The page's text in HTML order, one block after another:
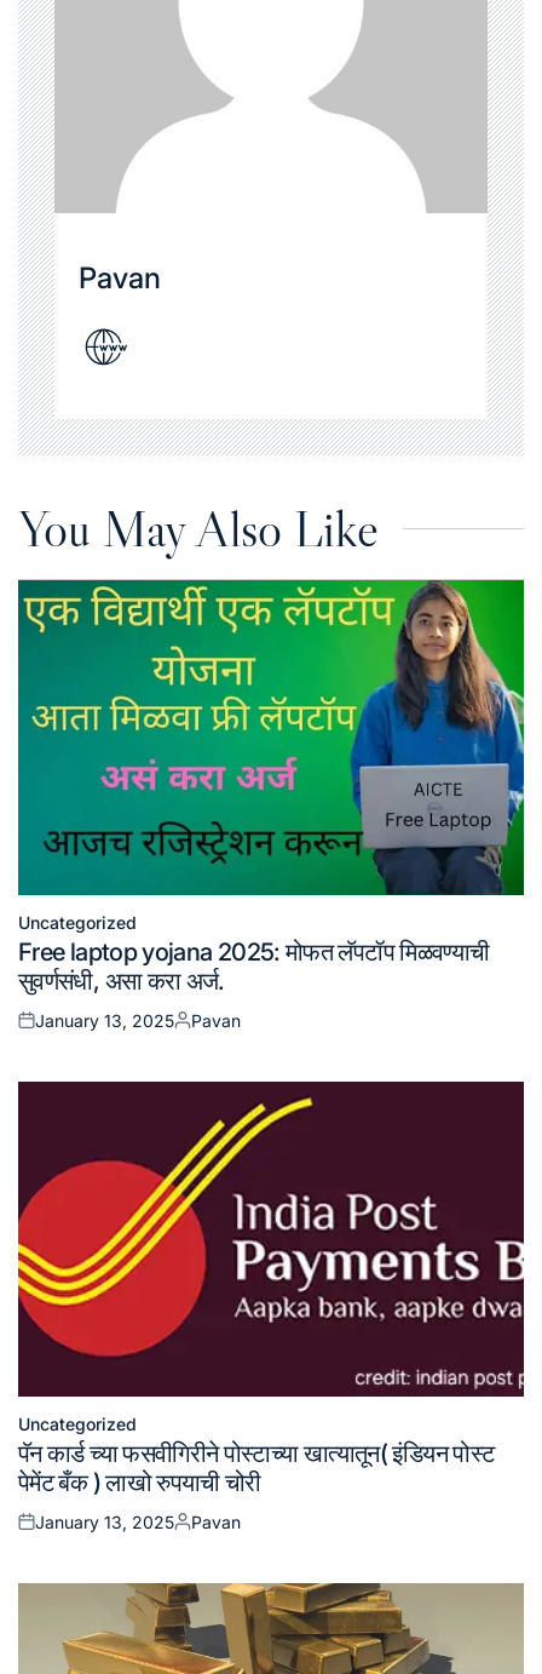
Pavan
You May Also Like
Posted
in
Uncategorized
Free laptop yojana 2025: मोफत लॅपटॉप मिळवण्याची
सुवर्णसंधी, असा करा अर्ज.
Posted
January 13, 2025
Posted
Pavan
Posted
in
Uncategorized
पॅन कार्ड च्या फसवीगिरीने पोस्टाच्या खात्यातून( इंडियन पोस्ट
पेमेंट बँक ) लाखो रुपयाची चोरी
Posted
January 13, 2025
Posted
Pavan